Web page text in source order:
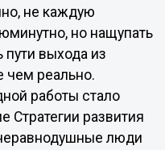
не каждую
но нащупать
пути выхода из
чем реально.
работы стало
развития
люди